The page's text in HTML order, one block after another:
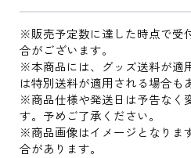
※販売予定数に達した時点で受
合がございます。
※本商品には、グッズ送料が適
は特別送料が適用される場合も
※商品仕様や発送日は予告なく
す。予めご了承ください。
※商品画像はイメージとなりま
合があります。